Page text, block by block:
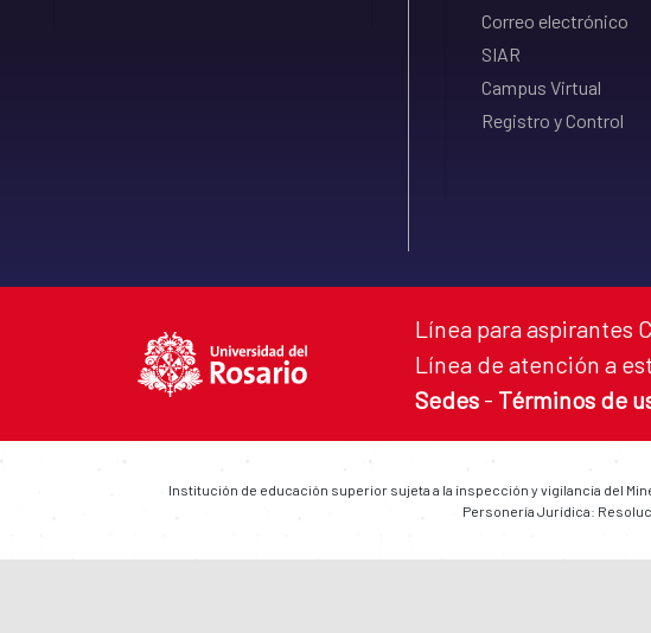
Correo electrónico
SIAR
Campus Virtual
Registro y Control
Línea para aspirantes
Línea de atención a
Sedes - Términos de
Institución de educación superior sujeta a la inspección y vigilancia del
Personería Jurídica: